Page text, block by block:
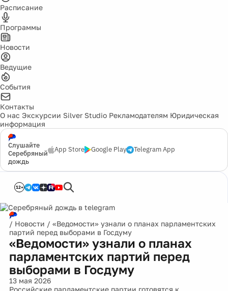
Расписание
Программы
Новости
Ведущие
События
Контакты
О нас Экскурсии Silver Studio Рекламодателям Юридическая
информация
Слушайте
Серебряный
дождь
App Store Google Play Telegram App
12+
/ Новости / «Ведомости» узнали о планах парламентских
партий перед выборами в Госдуму
«Ведомости» узнали о планах
парламентских партий перед
выборами в Госдуму
13 мая 2026
Российские парламентские партии готовятся к